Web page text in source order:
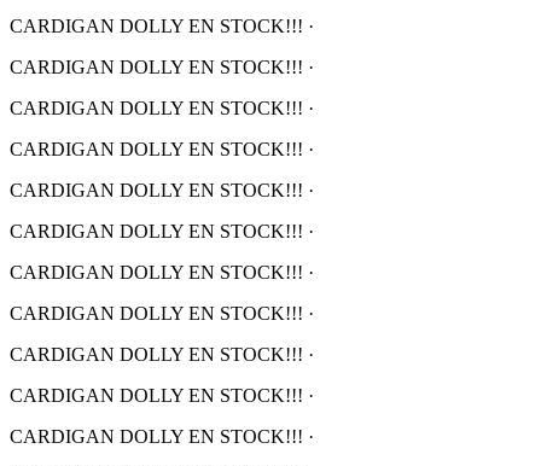
CARDIGAN DOLLY EN STOCK!!! ·
CARDIGAN DOLLY EN STOCK!!! ·
CARDIGAN DOLLY EN STOCK!!! ·
CARDIGAN DOLLY EN STOCK!!! ·
CARDIGAN DOLLY EN STOCK!!! ·
CARDIGAN DOLLY EN STOCK!!! ·
CARDIGAN DOLLY EN STOCK!!! ·
CARDIGAN DOLLY EN STOCK!!! ·
CARDIGAN DOLLY EN STOCK!!! ·
CARDIGAN DOLLY EN STOCK!!! ·
CARDIGAN DOLLY EN STOCK!!! ·